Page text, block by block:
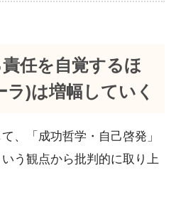
責任を自覚するほ
ラ)は増幅していく
、「成功哲学・自己啓発」
う観点から批判的に取り上